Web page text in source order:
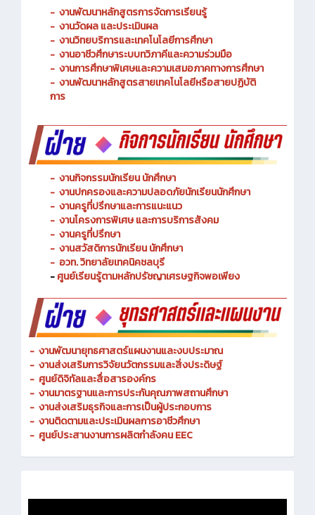
- งานพัฒนาหลักสูตรการจัดการเรียนรู้
- งานวัดผล และประเมินผล
- งานวิทยบริการและเทคโนโลยีการศึกษา
- งานอาชีวศึกษาระบบทวิภาคีและความร่วมมือ
- งานการศึกษาพิเศษและความเสมอภาคทางการศึกษา
- งานพัฒนาหลักสูตรสายเทคโนโลยีหรือสายปฏิบัติ
- งานกิจกรรมนักเรียน นักศึกษา
- งานปกครองและความปลอดภัยนักเรียนนักศึกษา
- งานครูที่ปรึกษาและการแนะแนว
- งานโครงการพิเศษ และการบริการ
- งานครูที่ปรึกษา
- งานสวัสดิการนักเรียน นักศึกษา
-อวท. วิทยาลัยเทคนิคชลบุรี
-ศูนย์เรียนรู้ตามหลักปรัชญาเศรษฐกิจพอเพียง
- งานพัฒนายุทธศาสตร์แผนงานและงบประมาณ
- งานส่งเสริมการวิจัยนวัตกรรมและสิ่งประดิษฐ์
- ศูนย์ดิจิทัลและสื่อสารองค์กร
- งานมาตรฐานและการประกันคุณภาพสถานศึกษา
- งานส่งเสริมธุรกิจและการเป็นผู้ประกอบการ
- งานติดตามและประเมินผลการอาชีวศึกษา
-ศูนย์ประสานงานการผลิตกำลังคน EEC